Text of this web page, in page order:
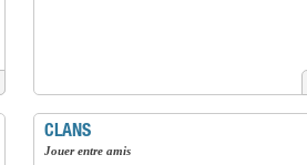
CLANS
Jouer entre amis